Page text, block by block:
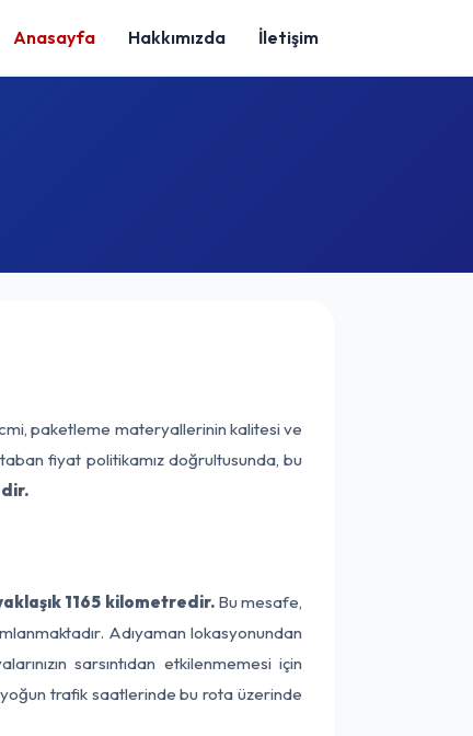
Anasayfa Hakkımızda İletişim
paketleme materyallerinin kalitesi ve
fiyat politikamız doğrultusunda, bu
1165 kilometredir.Bu mesafe,
Adıyaman lokasyonundan
sarsıntıdan etkilenmemesi için
yoğun trafik saatlerinde bu rota üzerinde